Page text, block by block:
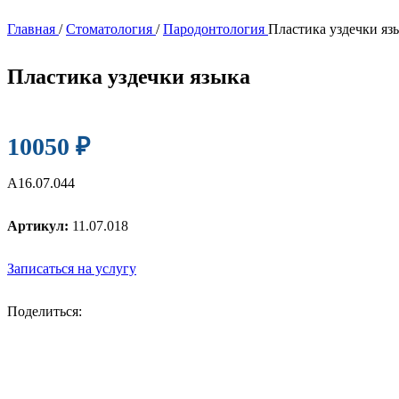
Главная / Стоматология / Пародонтология Пластика уздечки
Пластика уздечки языка
10050 ₽
А16.07.044
Артикул: 11.07.018
Записаться на услугу
Поделиться: